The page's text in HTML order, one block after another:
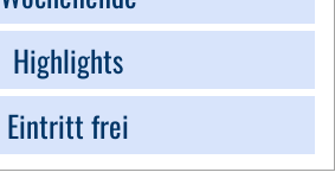
Highlights
Eintritt frei